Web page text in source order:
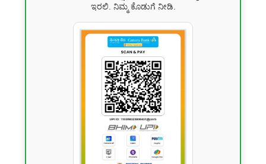
ಇರಲಿ. ನಿಮ್ಮ ಕೊಡುಗೆ ನೀಡಿ.